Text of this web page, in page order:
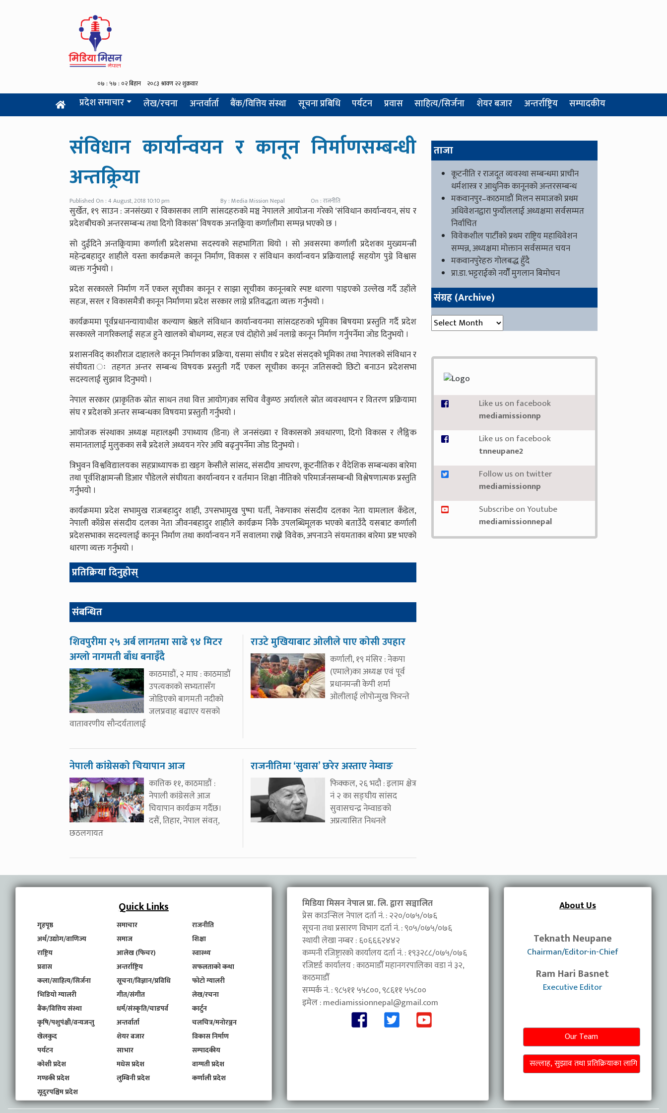
प्रदेश समाचार लेख/रचना अन्तर्वार्ता बैंक/वित्तिय संस्था सूचना प्रबिधि पर्यटन प्रवास साहित्य/सिर्जना शेयर बजार अन्तर्राष्ट्रिय सम्पादकीय
संविधान कार्यान्वयन र कानून निर्माणसम्बन्धी
अन्तक्र्रिया
Published On : 4 August, 2018 10:10 pm By : Media Mission Nepal On : राजनीति
सुर्खेत, १९ साउन : जनसंख्या र विकासका लागि सांसदहरुको मञ्च नेपालले आयोजना गरेको ‘संविधान कार्यान्वयन, संघ र
प्रदेशबीचको अन्तरसम्बन्ध तथा दिगो विकास’ विषयक अन्तक्र्रिया कर्णालीमा सम्पन्न भएको छ ।
सो दुईदिने अन्तक्र्रियामा कर्णाली प्रदेशसभा सदस्यको सहभागिता थियो । सो अवसरमा कर्णाली प्रदेशका मुख्यमन्त्री
महेन्द्रबहादुर शाहीले यस्ता कार्यक्रमले कानून निर्माण, विकास र संविधान कार्यान्वयन प्रक्रियालाई सहयोग पुग्ने विश्वास
व्यक्त गर्नुभयो ।
प्रदेश सरकारले निर्माण गर्ने एकल सूचीका कानून र साझा सूचीका कानूनबारे स्पष्ट धारणा पाइएको उल्लेख गर्दै उहाँले
सहज, सरल र विकासमैत्री कानून निर्माणमा प्रदेश सरकार लाग्ने प्रतिवद्धता व्यक्त गर्नुभयो ।
कार्यक्रममा पूर्वप्रधानन्यायाधीश कल्याण श्रेष्ठले संविधान कार्यान्वयनमा सांसदहरुको भूमिका बिषयमा प्रस्तुति गर्दै प्रदेश
सरकारले नागरिकलाई सहज हुने खालको बोधगम्य, सहज एवं दोहोरो अर्थ नलाग्ने कानून निर्माण गर्नुपर्नेमा जोड दिनुभयो ।
प्रशासनविद् काशीराज दाहालले कानून निर्माणका प्रक्रिया, यसमा संघीय र प्रदेश संसद्को भूमिका तथा नेपालको संविधान र
संघीयता ः तहगत अन्तर सम्बन्ध विषयक प्रस्तुती गर्दै एकल सूचीका कानून जतिसक्दो छिटो बनाउन प्रदेशसभा
सदस्यलाई सुझाव दिनुभयो ।
नेपाल सरकार (प्राकृतिक स्रोत साधन तथा वित्त आयोग)का सचिव वैकुण्ठ अर्यालले स्रोत व्यवस्थापन र वितरण प्रक्रियामा
संघ र प्रदेशको अन्तर सम्बन्धका विषयमा प्रस्तुती गर्नुभयो ।
आयोजक संस्थाका अध्यक्ष महालक्ष्मी उपाध्याय (डिना) ले जनसंख्या र विकासको अवधारणा, दिगो विकास र लैङ्गिक
समानतालाई मुलुकका सबै प्रदेशले अध्ययन गरेर अघि बढ्नुपर्नेमा जोड दिनुभयो ।
त्रिभुवन विश्वविद्यालयका सहप्राध्यापक डा खड्ग केसीले सांसद, संसदीय आचरण, कूटनीतिक र वैदेशिक सम्बन्धका बारेमा
तथा पूर्वशिक्षामन्त्री डिआर पौडेलले संघीयता कार्यान्वयन र वर्तमान शिक्षा नीतिको परिमार्जनसम्बन्धी विश्लेषणात्मक प्रस्तुति
गर्नुभयो ।
कार्यक्रममा प्रदेश सभामुख राजबहादुर शाही, उपसभामुख पुष्पा घर्ती, नेकपाका संसदीय दलका नेता यामलाल कँडेल,
नेपाली काँग्रेस संसदीय दलका नेता जीवनबहादुर शाहीले कार्यक्रम निकै उपलब्धिमूलक भएको बताउँदै यसबाट कर्णाली
प्रदेशसभाका सदस्यलाई कानून निर्माण तथा कार्यान्वयन गर्ने सवालमा राख्ने विवेक, अपनाउने संयमताका बारेमा प्रष्ट भएको
धारणा व्यक्त गर्नुभयो ।
प्रतिक्रिया दिनुहोस्
संबन्धित
शिवपुरीमा २५ अर्ब लागतमा साढे ९४ मिटर
अग्लो नागमती बाँध बनाइँदै
काठमाडौं, २ माघ : काठमाडौं
उपत्यकाको सभ्यतासँग
जोडिएको बागमती नदीको
जलप्रवाह बढाएर यसको
वातावरणीय सौन्दर्यतालाई
राउटे मुखियाबाट ओलीले पाए कोसी उपहार
कर्णाली, १९ मंसिर : नेकपा
(एमाले)का अध्यक्ष एवं पूर्व
प्रधानमन्त्री केपी शर्मा
ओलीलाई लोपोन्मुख फिरन्ते
नेपाली कांग्रेसको चियापान आज
कात्तिक ११, काठमाडौं :
नेपाली कांग्रेसले आज
चियापान कार्यक्रम गर्दैछ।
दसैं, तिहार, नेपाल संवत्,
छठलगायत
राजनीतिमा ‘सुवास’ छरेर अस्ताए नेम्वाङ
फिक्कल, २६ भदौ : इलाम क्षेत्र
नं २ का सङ्घीय सांसद
सुवासचन्द्र नेम्वाङको
अप्रत्यासित निधनले
ताजा
कूटनीति र राजदूत व्यवस्था सम्बन्धमा प्राचीन
धर्मशास्त्र र आधुनिक कानूनको अन्तरसम्बन्ध
मकवानपुर–काठमाडौं मिलन समाजको प्रथम
अधिवेशनद्वारा फुयाँललाई अध्यक्षमा सर्वसम्मत
निर्वाचित
विवेकशील पार्टीको प्रथम राष्ट्रिय महाधिवेशन
सम्पन्न, अध्यक्षमा मोक्तान सर्वसम्मत चयन
मकवानपुरेहरु गोलबद्ध हुँदै
प्रा.डा. भट्टराईको नयाँँ मुगलान बिमोचन
संग्रह (Archive)
संग्रह (Archive)
Like us on facebook
mediamissionnp
Like us on facebook
tnneupane2
Follow us on twitter
mediamissionnp
Subscribe on Youtube
mediamissionnepal
Quick Links
गृहपृष्ठ समाचार
राजनीति
अर्थ/उद्योग/वाणिज्य
समाज
शिक्षा
राष्ट्रिय
आलेख (फिचर)
स्वास्थ्य
प्रवास
अन्तर्राष्ट्रिय
सफलताको कथा
कला/साहित्य/सिर्जना
सूचना/विज्ञान/प्रविधि
फोटो ग्यालरी
भिडियो ग्यालरी
गीत/संगीत
लेख/रचना
बैंक/वित्तिय संस्था
धर्म/संस्कृति/चाडपर्व
कार्टुन
कृषि/पशुपंक्षी/वन्यजन्तु
अन्तर्वार्ता
चलचित्र/मनोरञ्जन
खेलकुद
शेयर बजार
विकास निर्माण
पर्यटन
साभार
सम्पादकीय
कोशी प्रदेश
मधेस प्रदेश
वाग्मती प्रदेश
गण्डकी प्रदेश
लुम्बिनी प्रदेश
कर्णाली प्रदेश
सूदुरपश्चिम प्रदेश
मिडिया मिसन नेपाल प्रा. लि. द्वारा सञ्चालित
प्रेस काउन्सिल नेपाल दर्ता नं. : २२०/०७५/०७६
सूचना तथा प्रसारण विभाग दर्ता नं. : ९०५/०७५/०७६
स्थायी लेखा नम्बर : ६०६६६२४४२
कम्पनी रजिष्ट्रारको कार्यालय दर्ता नं. : १९३२८८/०७५/०७६
रजिष्टर्ड कार्यालय : काठमाडौँ महानगरपालिका वडा नंं ३२,
काठमाडौँ
सम्पर्क नं. : ९८५११ ५५८००, ९८६११ ५५८००
इमेल :mediamissionnepal@gmail.com
About Us
Teknath Neupane
Chairman/Editor-in-Chief
Ram Hari Basnet
Executive Editor
Our Team
सल्लाह, सुझाव तथा प्रतिक्रियाका लागि